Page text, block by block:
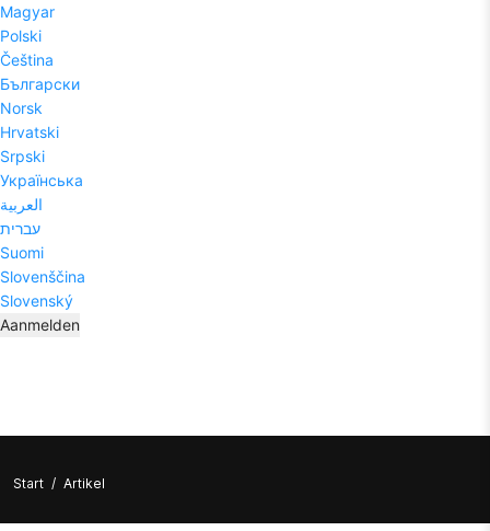
Magyar
Polski
Čeština
Български
Norsk
Hrvatski
Srpski
Українська
العربية
עברית
Suomi
Slovenščina
Slovenský
Aanmelden
Start / Artikel